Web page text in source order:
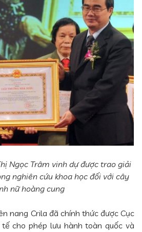
Ngọc Trâm vinh dự được trao giải
nghiên cứu khoa học đối với cây
nữ hoàng cung
nang Crila đã chính thức được Cục
cho phép lưu hành toàn quốc và